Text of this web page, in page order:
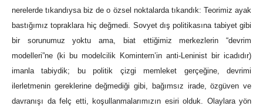
nerelerde tıkandıysa biz de o özsel noktalarda tıkandık: Teorimiz ayak
bastığımız topraklara hiç değmedi. Sovyet dış politikasına tabiyet gibi
bir sorunumuz yoktu ama, biat ettiğimiz merkezlerin “devrim
modelleri”ne (ki bu modelcilik Komintern’in anti-Leninist bir icadıdır)
imanla tabiydik; bu politik çizgi memleket gerçeğine, devrimi
ilerletmenin gereklerine değmediği gibi, bağımsız irade, özgüven ve
davranışı da felç etti, koşullanmalarımızın esiri olduk. Olaylara yön